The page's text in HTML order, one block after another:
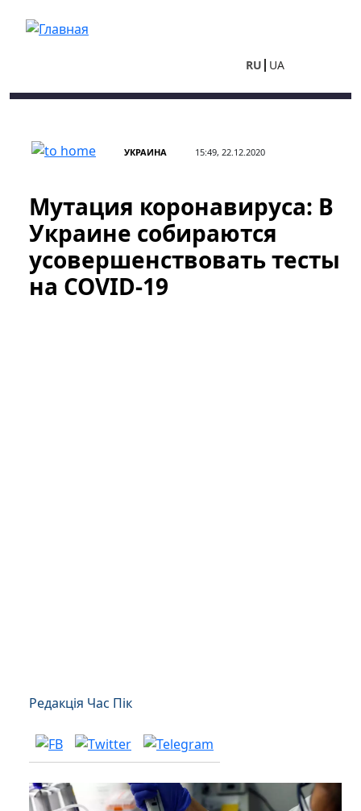
RU UA
УКРАИНА 15:49, 22.12.2020
Мутация коронавируса: В
Украине собираются
усовершенствовать тесты
на COVID-19
Редакція Час Пік